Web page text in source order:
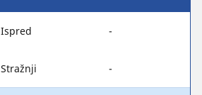
Ispred -
Stražnji -